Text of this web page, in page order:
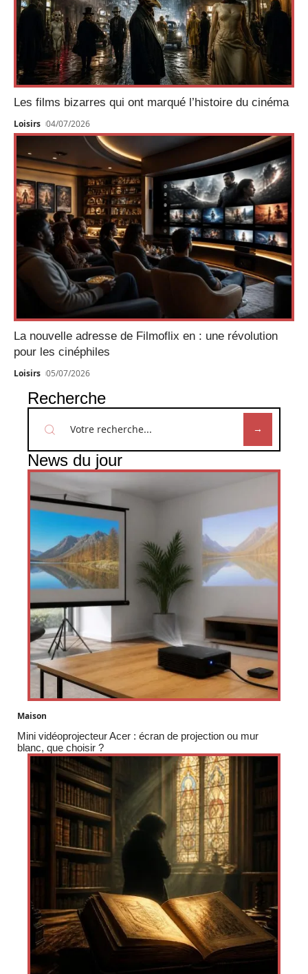
Les films bizarres qui ont marqué l’histoire du cinéma
Loisirs 04/07/2026
La nouvelle adresse de Filmoflix en : une révolution
pour les cinéphiles
Loisirs 05/07/2026
Recherche
News du jour
Maison
Mini vidéoprojecteur Acer : écran de projection ou mur
blanc, que choisir ?